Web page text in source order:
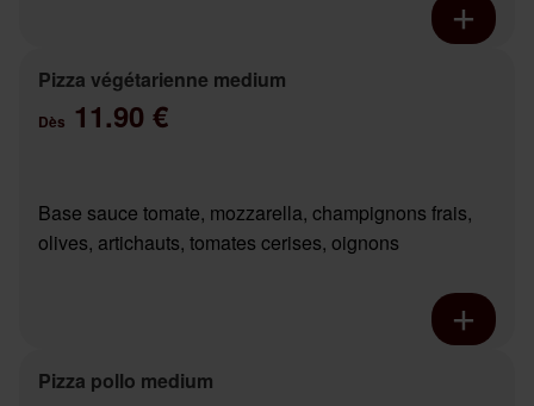
Pizza végétarienne medium
Dès 11.90 €
Base sauce tomate, mozzarella, champignons frais,
olives, artichauts, tomates cerises, oignons
Pizza pollo medium